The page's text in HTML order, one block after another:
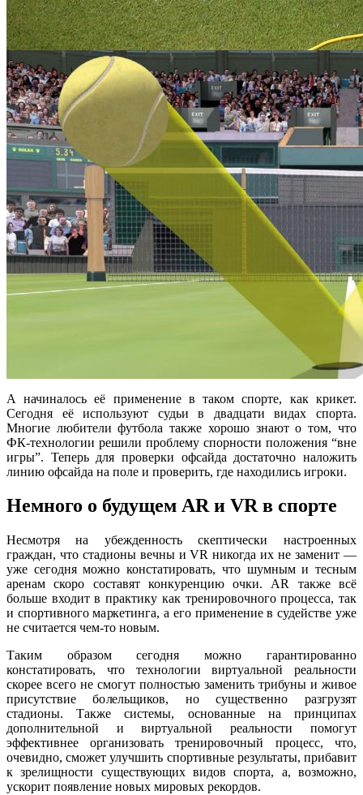
А начиналось её применение в таком спорте, как крикет.
Сегодня её используют судьи в двадцати видах спорта.
Многие любители футбола также хорошо знают о том, что
ФК-технологии решили проблему спорности положения “вне
игры”. Теперь для проверки офсайда достаточно наложить
линию офсайда на поле и проверить, где находились игроки.
Немного о будущем AR и VR в спорте
Несмотря на убежденность скептически настроенных
граждан, что стадионы вечны и VR никогда их не заменит —
уже сегодня можно констатировать, что шумным и тесным
аренам скоро составят конкуренцию очки. AR также всё
больше входит в практику как тренировочного процесса, так
и спортивного маркетинга, а его применение в судействе уже
не считается чем-то новым.
Таким образом сегодня можно гарантированно
констатировать, что технологии виртуальной реальности
скорее всего не смогут полностью заменить трибуны и живое
присутствие болельщиков, но существенно разгрузят
стадионы. Также системы, основанные на принципах
дополнительной и виртуальной реальности помогут
эффективнее организовать тренировочный процесс, что,
очевидно, сможет улучшить спортивные результаты, прибавит
к зрелищности существующих видов спорта, а, возможно,
ускорит появление новых мировых рекордов.